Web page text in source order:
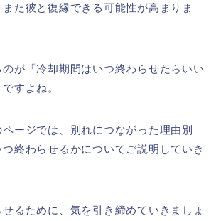
た彼と復縁できる可能性が高まりま
が「冷却期間はいつ終わらせたらいい
すよね。
ージでは、別れにつながった理由別
終わらせるかについてご説明していき
るために、気を引き締めていきましょ